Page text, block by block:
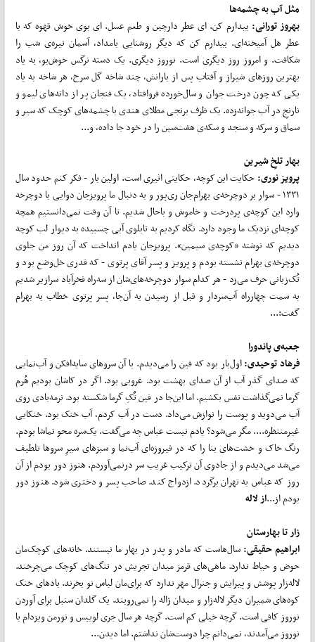
مثل آب به چشمهها
بهروز تورانی:بیدارم کن. ای عطر دارچین و طعم عسل. ای بوی خوش قهوه که با
عطر هل آمیخته‌ای. بیدارم کن که دیگر روشنایی بامداد، آسمان تیره‌ی شب را
شکافت. و امروز روز دیگری است. نوروز دیگری. یک دسته نرگس خوش‌بو، به یاد
بهترین روزهای شیراز و آفتاب پس از بارانش، ‌چند شاخه گل سرخ، هر شاخه به یاد
یکی که چون درخت جوان و سال‌خورده فروافتاد، یک فنجان پر از دانه‌های لیمو و
نارنجِ در آب جوانه‌زده. یک ظرف برنجی مطلای هندی با چشمه‌های کوچک که سیر و
سماق و سرکه و سنجد و سکه‌ی هفت‌سین را در خود جا داده، و...
بهار تلخِ شیرین
پرویز نوری:حکایت این کوچه، حکایتی اثیری است. اولین بار - فکر کنم حدود سال
۱۳۳۱ - سوار بر دوچرخه‌ی بهرام‌جان ری‌پور و به دنبال ما پرویزجان دوایی با دوچرخه
وارد این کوچه‌ی پردرخت و خاموش و باحال شدیم. تا آن وقت نمی‌دانستیم همچه
کوچه‌ای نزدیک ما وجود دارد. نگاه کردیم به تابلوی آبی چسبیده به دیوار لب کوچه
دیدیم که نوشته «کوچه‌ی سیمین». پرویزجان یادم انداخت که آن روز من جلوی
دوچرخه‌ی بهرام نشسته بودم و پرویز و پسر آقای پرتوی - که قدری خل‌وضع بود و
تُک‌زبانی حرف می‌زد - هر کدام سوار دوچرخه‌های‌شان از سه‌راه فخرآباد سرازیر شدیم
به سمت چهارراه آب‌سردار و قبل از رسیدن به آن‌جا، پسر پرتوی خطاب به بهرام
گفت:...
جعبه‌ی پاندورا
فرهاد توحیدی:اول‌بار بود که فین را می‌دیدم. با آن سروهای سایه‌افکن و آب‌نمایی
که صدای گذر آب از آن صدای بهشت بود. غروبی بود. اگر در کاشان بودیم هُرم
گرما نمی‌گذاشت نفس بکشیم. اما این‌جا در فین تٌکِ گرما شکسته بود. نرمه‌بادی روی
آب می‌دوید و پوست را نوازش می‌داد. دست در آب کردم، آب خنک بود. خنکایی
غیرمنتظره.... مگر می‌شود؟ یادم نیست عباس چه می‌گفت. یک‌سره محو تماشا بودم.
رنگ خاک و خشت‌های بنا را که در فیروزه‌ای آب‌نما و سبز‌های سیرِ سروها تلطیف
می‌شد می‌دیدم و از جادوی آن ترکیب غریب سر درنمی‌آوردم. هنوز دور بودم از آن
روز که عباس به تهران برگردد. ازدواج کند. صاحب پسر و دختری شود. هنوز دور
بودم از...از لاله
زار تا بهارستان
ابراهیم حقیقی:سال‌هاست که مادر و پدر در بهار ما نیستند. خانه‌های کوچک‌مان
حوض و حیاط ندارد. ماهی‌های قرمز میدان تجریش در تنگ‌های کوچک می‌چرخند.
لاله‌زار پوشش و پیرایش و جنرال مهر ندارد که برای‌مان لباس نو بخرند. بادهای خنک
کوه‌های شمیران دیگر لاله‌زار و میدان ژاله را نمی‌روبند. یک گلدان سنبل برای آوردن
نوروز کافی است. گرچه خیلی کم است. گرچه هر سال جری لوییس و نورمن ویزدام با
نوروز می‌آمدند، نمی‌دانم چرا دوست‌شان نداشتم. اما دیدن...